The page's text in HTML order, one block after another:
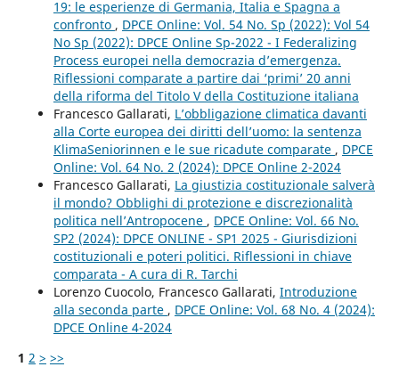
19: le esperienze di Germania, Italia e Spagna a
confronto , DPCE Online: Vol. 54 No. Sp (2022): Vol 54
No Sp (2022): DPCE Online Sp-2022 - I Federalizing
Process europei nella democrazia d’emergenza.
Riflessioni comparate a partire dai ‘primi’ 20 anni
della riforma del Titolo V della Costituzione italiana
Francesco Gallarati, L’obbligazione climatica davanti
alla Corte europea dei diritti dell’uomo: la sentenza
KlimaSeniorinnen e le sue ricadute comparate , DPCE
Online: Vol. 64 No. 2 (2024): DPCE Online 2-2024
Francesco Gallarati, La giustizia costituzionale salverà
il mondo? Obblighi di protezione e discrezionalità
politica nell’Antropocene , DPCE Online: Vol. 66 No.
SP2 (2024): DPCE ONLINE - SP1 2025 - Giurisdizioni
costituzionali e poteri politici. Riflessioni in chiave
comparata - A cura di R. Tarchi
Lorenzo Cuocolo, Francesco Gallarati, Introduzione
alla seconda parte , DPCE Online: Vol. 68 No. 4 (2024):
DPCE Online 4-2024
1 2 > >>